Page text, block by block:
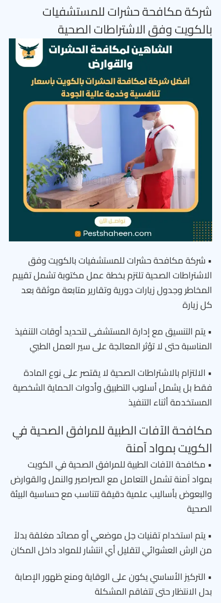
شركة مكافحة حشرات للمستشفيات
بالكويت وفق الاشتراطات الصحية
• شركة مكافحة حشرات للمستشفيات بالكويت وفق
الاشتراطات الصحية تلتزم بخطة عمل مكتوبة تشمل تقييم
المخاطر وجدول زيارات دورية وتقارير متابعة موثقة بعد
كل زيارة
• يتم التنسيق مع إدارة المستشفى لتحديد أوقات التنفيذ
المناسبة حتى لا تؤثر المعالجة على سير العمل الطبي
• الالتزام بالاشتراطات الصحية لا يقتصر على نوع المادة
فقط بل يشمل أسلوب التطبيق وأدوات الحماية الشخصية
المستخدمة أثناء التنفيذ
مكافحة الآفات الطبية للمرافق الصحية في
الكويت بمواد آمنة
• مكافحة الآفات الطبية للمرافق الصحية في الكويت
بمواد آمنة تشمل التعامل مع الصراصير والنمل والقوارض
والبعوض بأساليب علمية دقيقة تتناسب مع حساسية البيئة
الصحية
• يتم استخدام تقنيات جل موضعي أو مصائد مغلقة بدلاً
من الرش العشوائي لتقليل أي انتشار للمواد داخل المكان
• التركيز الأساسي يكون على الوقاية ومنع ظهور الإصابة
بدل الانتظار حتى تتفاقم المشكلة